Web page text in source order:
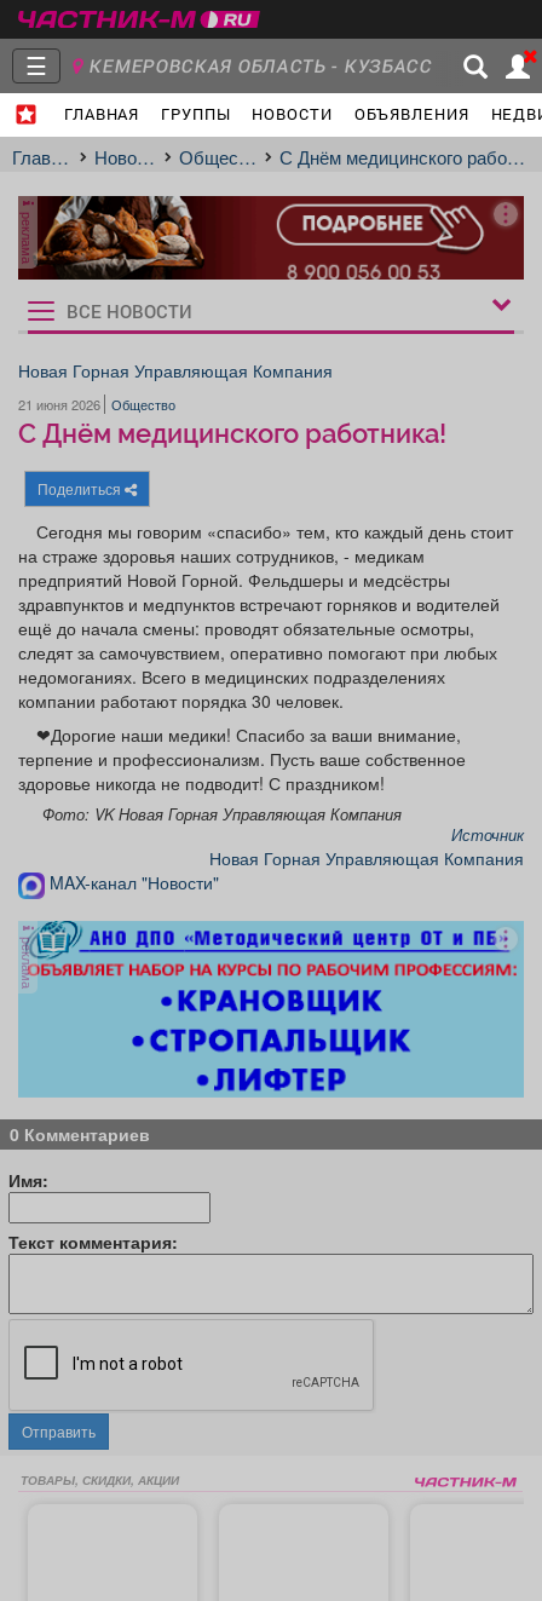
☰ КЕМЕРОВСКАЯ ОБЛАСТЬ - КУЗБАСС
ГЛАВНАЯ ГРУППЫ НОВОСТИ ОБЪЯВЛЕНИЯ
Главная
Группы
Объявления Недвижимость Услуги
Работа Компании
Афиша Обучение Проекты
Товары Поздравления
ТВ программа Я - пенсионер
Главная Новости Общество С Днём медицинского работника!
реклама
Рукбрики
новостей
ВСЕ НОВОСТИ
Новая Горная Управляющая Компания
21 июня 2026 Общество
С Днём медицинского работника!
Поделиться
Сегодня мы говорим «спасибо» тем, кто каждый день стоит
на страже здоровья наших сотрудников, - медикам
предприятий Новой Горной. Фельдшеры и медсёстры
здравпунктов и медпунктов встречают горняков и водителей
ещё до начала смены: проводят обязательные осмотры,
следят за самочувствием, оперативно помогают при любых
недомоганиях. Всего в медицинских подразделениях
компании работают порядка 30 человек.
❤Дорогие наши медики! Спасибо за ваши внимание,
терпение и профессионализм. Пусть ваше собственное
здоровье никогда не подводит! С праздником!
Фото: VK Новая Горная Управляющая Компания
Источник
Новая Горная Управляющая Компания
MAX-канал "Новости"
реклама
0 Комментариев
Имя:
Текст комментария:
Отправить
ТОВАРЫ, СКИДКИ, АКЦИИ